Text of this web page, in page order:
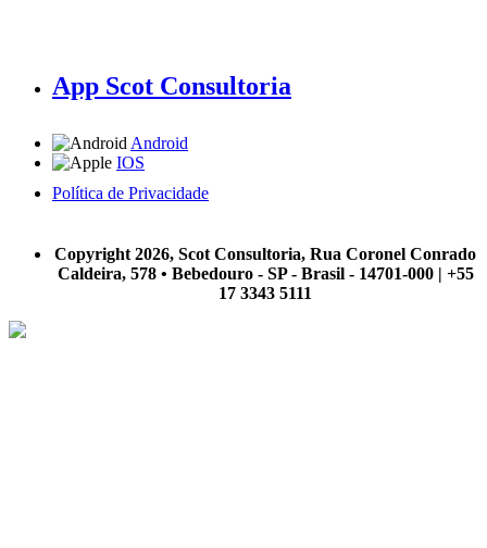
App Scot Consultoria
Android
IOS
Política de Privacidade
Copyright 2026, Scot Consultoria, Rua Coronel Conrado
Caldeira, 578 • Bebedouro - SP - Brasil - 14701-000 | +55
17 3343 5111